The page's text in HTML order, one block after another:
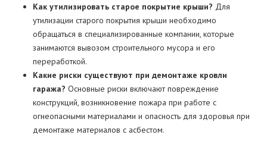
Как утилизировать старое покрытие крыши? Для
утилизации старого покрытия крыши необходимо
обращаться в специализированные компании, которые
занимаются вывозом строительного мусора и его
переработкой.
Какие риски существуют при демонтаже кровли
гаража? Основные риски включают повреждение
конструкций, возникновение пожара при работе с
огнеопасными материалами и опасность для здоровья при
демонтаже материалов с асбестом.